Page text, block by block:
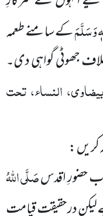
وَسَلَّمَکے سامنے طعمہ
جھوٹی گواہی دی۔
بیضاوی، النساء، تحت
کریں :
حضورِ اقدسصَلَّی اللہُ
در حقیقت قیامت